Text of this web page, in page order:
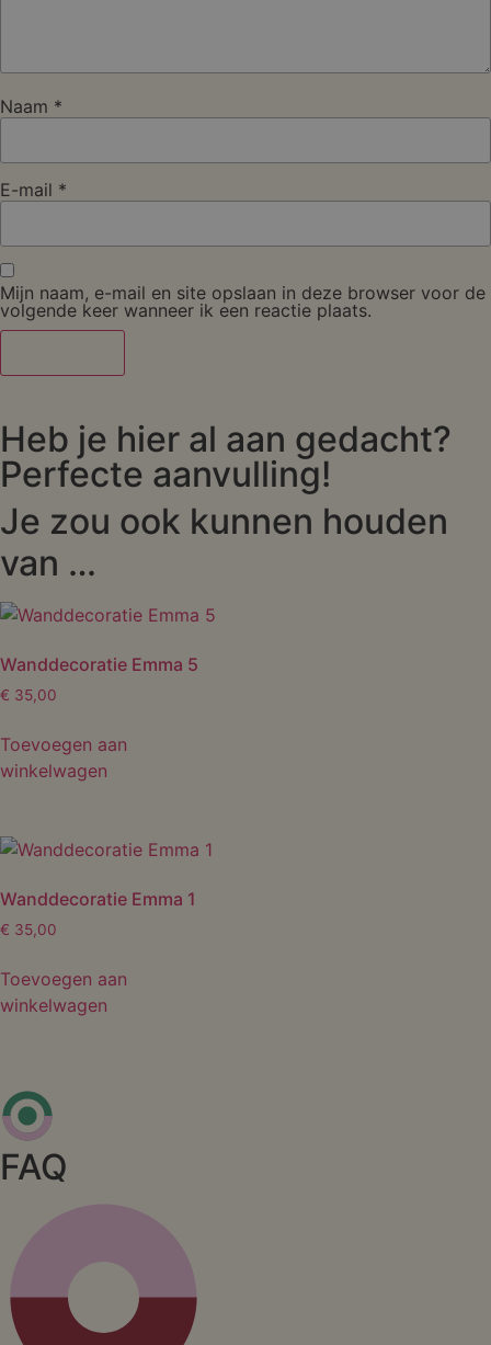
Naam *
E-mail *
Mijn naam, e-mail en site opslaan in deze browser voor de
volgende keer wanneer ik een reactie plaats.
Heb je hier al aan gedacht?
Perfecte aanvulling!
Je zou ook kunnen houden
van …
Wanddecoratie Emma 5
€ 35,00
Toevoegen aan
winkelwagen
Wanddecoratie Emma 1
€ 35,00
Toevoegen aan
winkelwagen
FAQ